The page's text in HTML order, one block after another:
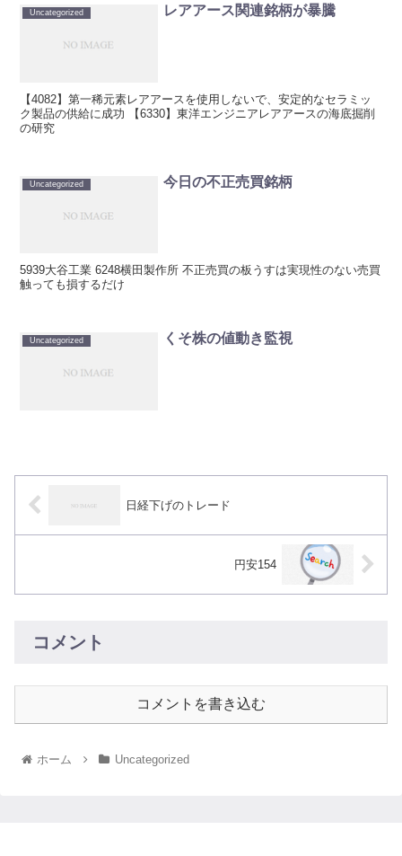
Uncategorized レアアース関連銘柄が暴騰
【4082】第一稀元素レアアースを使用しないで、安定的なセラミッ
ク製品の供給に成功 【6330】東洋エンジニアレアアースの海底掘削
の研究
Uncategorized 今日の不正売買銘柄
5939大谷工業 6248横田製作所 不正売買の板うすは実現性のない売買
触っても損するだけ
Uncategorized くそ株の値動き監視
日経下げのトレード
円安154
コメント
コメントを書き込む
ホーム Uncategorized